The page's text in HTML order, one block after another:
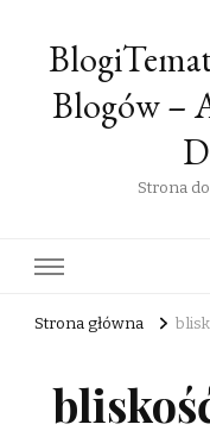
Blogów –
Strona
Strona główna